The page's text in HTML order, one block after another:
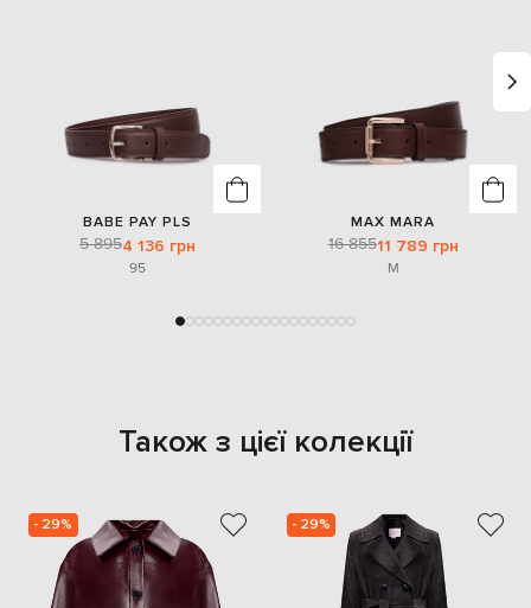
BABE PAY PLS
5 8954 136 грн
95
MAX MARA
16 85511 789 грн
M
Також з цієї колекції
- 29% - 29%